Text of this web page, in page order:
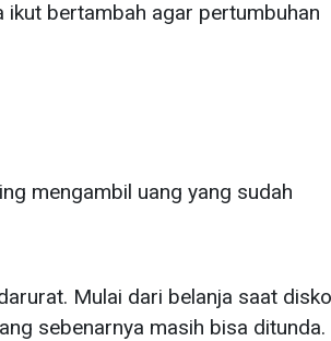
ikut bertambah agar pertumbuhan
mengambil uang yang sudah
Mulai dari belanja saat
sebenarnya masih bisa ditunda.